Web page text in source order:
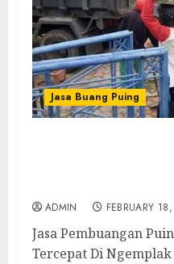
Jasa Buang Puing
ADMIN FEBRUARY
Jasa Pembuangan
Tercepat Di